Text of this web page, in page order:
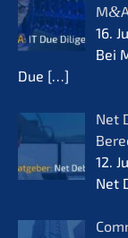
M&
16.
Bei
Due […]
Net
12.
Net